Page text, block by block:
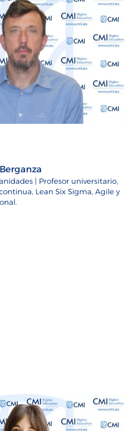
| Profesor universitario,
Lean Six Sigma, Agile y